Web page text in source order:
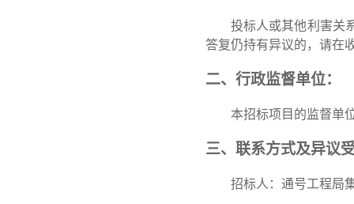
投标人或其他利害关
答复仍持有异议的，请在
二、行政监督单位：
本招标项目的监督单
三、联系方式及异议
招标人：通号工程局